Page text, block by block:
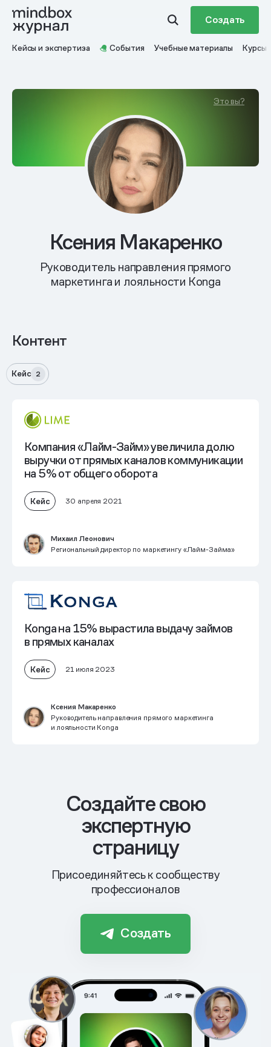
Создать
Кейсы и экспертиза События Учебные материалы Курсы
Это вы?
Ксения Макаренко
Руководитель направления прямого
маркетинга и лояльности Konga
Контент
Кейс 2
Компания «Лайм-Займ» увеличила долю
выручки от прямых каналов коммуникации
на 5% от общего оборота
Кейс 30 апреля 2021
Михаил Леонович
Региональный директор по маркетингу «Лайм-Займа»
Konga на 15% вырастила выдачу займов
в прямых каналах
Кейс 21 июля 2023
Ксения Макаренко
Руководитель направления прямого маркетинга
и лояльности Konga
Cоздайте свою
экспертную
страницу
Присоединяйтесь к сообществу
профессионалов
Создать